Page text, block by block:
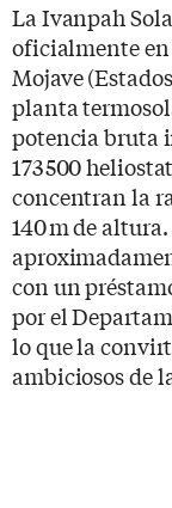
La Ivanpah
oficialmente en
Mojave
planta
potencia bruta
173 500
concentran la
140 m de
con un
por el
lo que la
ambiciosos de